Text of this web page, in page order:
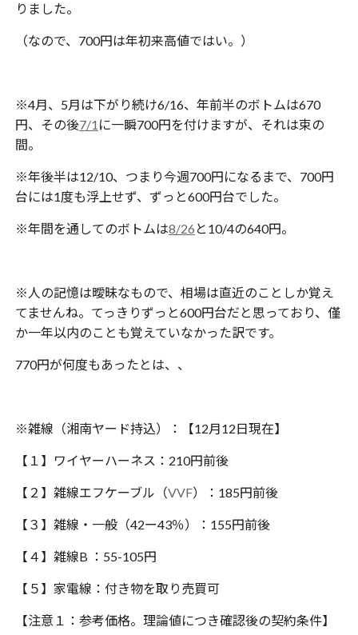
りました。
（なので、700円は年初来高値ではい。）
※4月、5月は下がり続け6/16、年前半のボトムは670
円、その後7/1 に一瞬700円を付けますが、それは束の
間。
※年後半は12/10、つまり今週700円になるまで、700円
台には1度も浮上せず、ずっと600円台でした。
※年間を通してのボトムは8/26 と10/4の640円。
※人の記憶は曖昧なもので、相場は直近のことしか覚え
てませんね。てっきりずっと600円台だと思っており、僅
か一年以内のことも覚えていなかった訳です。
770円が何度もあったとは、、
※雑線（湘南ヤード持込）：【12月12日現在】
【１】ワイヤーハーネス：210円前後
【２】雑線エフケーブル（VVF）：185円前後
【３】雑線・一般（42ー43％）：155円前後
【４】雑線B ：55-105円
【５】家電線：付き物を取り売買可
【注意１：参考価格。理論値につき確認後の契約条件】